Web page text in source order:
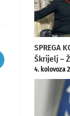
SPREGA
Škrijelj –
4. kolovoza